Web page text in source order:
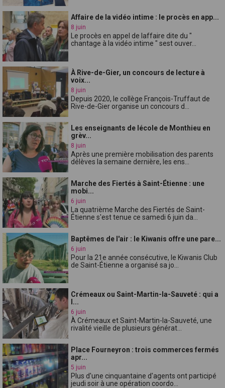
Affaire de la vidéo intime : le procès en app...
8 juin
Le procès en appel de laffaire dite du "
chantage à la vidéo intime " sest ouver...
À Rive-de-Gier, un concours de lecture à
voix...
8 juin
Depuis 2020, le collège François-Truffaut de
Rive-de-Gier organise un concours d...
Les enseignants de lécole de Monthieu en
grèv...
8 juin
Après une première mobilisation des parents
délèves la semaine dernière, les ens...
Marche des Fiertés à Saint-Étienne : une
mobi...
6 juin
La quatrième Marche des Fiertés de Saint-
Étienne s'est tenue ce samedi 6 juin da...
Baptêmes de l'air : le Kiwanis offre une pare...
6 juin
Pour la 21e année consécutive, le Kiwanis Club
de Saint-Étienne a organisé sa jo...
Crémeaux ou Saint-Martin-la-Sauveté : qui a
l...
6 juin
À Crémeaux et Saint-Martin-la-Sauveté, une
rivalité vieille de plusieurs générat...
Place Fourneyron : trois commerces fermés
apr...
5 juin
Plus d'une cinquantaine d'agents ont participé
jeudi soir à une opération coordo...